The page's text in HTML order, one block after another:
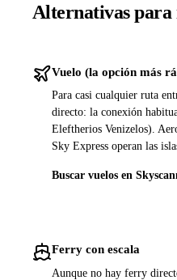
Alternativas
Vuelo (la opción más
Para casi cualquier ruta
directo: la conexión
Eleftherios Venizelos).
Sky Express operan las
Buscar vuelos en
Ferry con escala
Aunque no hay ferry